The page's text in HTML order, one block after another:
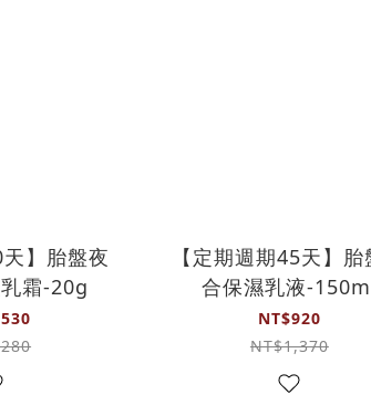
天】胎盤夜
霜-20g
【定期週期45天】胎
合保濕乳液-
NT$920
NT$1,370